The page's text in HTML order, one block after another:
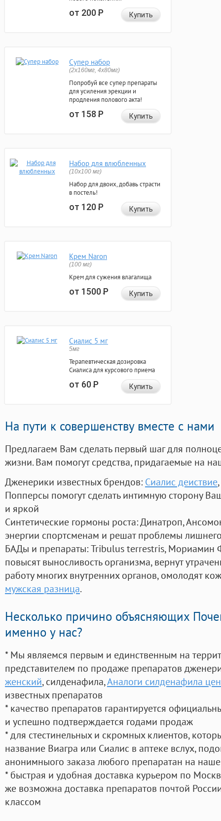
от 200Р Купить
Супер набор
(2х160мг, 4х80мг)
Попробуй все супер препараты
для усиления эрекции и
продления полового акта!
от 158Р Купить
Набор для влюбленных
(10х100 мг)
Набор для двоих, добавь страсти
в постель!
от 120Р Купить
Крем Naron
(100 мг)
Крем для сужения влагалища
от 1500Р Купить
Сиалис 5 мг
5мг
Терапевтическая дозировка
Сиалиса для курсового приема
от 60Р Купить
На пути к совершенству вместе с нами
Предлагаем Вам сделать первый шаг для
жизни. Вам помогут средства, придагаемые на
Дженерики известных брендов: Сиалис деиствие
Попперсы помогут сделать интимную сторону
и яркой
Синтетические гормоны роста: Динатроп,
энергии спортсменам и решат проблемы
БАДы и препараты:Tribulus terrestris, Мориамин
повысят выносливость организма, вернут
работу многих внутренних органов, омолодят
мужская разница.
Несколько причино объясняющих
именно у нас?
* Мы являемся первым и единственным на
представителем по продаже препаратов
женский, силденафила,Аналоги силденафила
известных препаратов
* качество препаратов гарантируется
и успешно подтверждается годами продаж
* для стестинельных и скромных клиентов,
название Виагра или Сиалис в аптеке вслух,
анонимныого заказа любого препаратан на
* быстрая и удобная доставка курьером по
же возможна доставка препаратов почтой
классом